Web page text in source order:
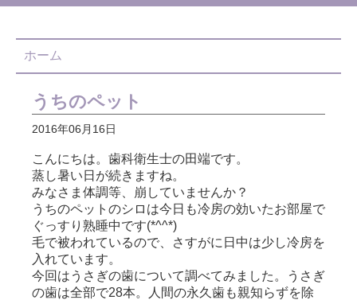
ホーム
うちのペット
2016年06月16日
こんにちは。歯科衛生士の田端です。
蒸し暑い日が続きますね。
みなさま体調等、崩していませんか？
うちのペットのシロは今日も冷房の効いたお部屋で
ぐっすり熟睡中です(*^^*)
毛で被われているので、さすがに日中は少し冷房を
入れています。
今回はうさぎの歯について調べてみました。うさぎ
の歯は全部で28本。人間の永久歯も親知らずを除